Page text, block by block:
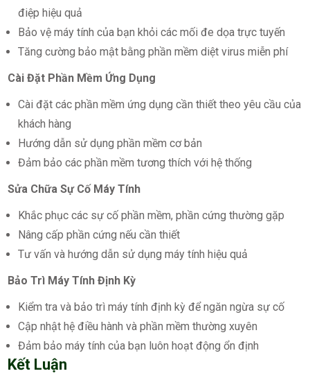
điệp hiệu quả
Bảo vệ máy tính của bạn khỏi các mối đe dọa trực tuyến
Tăng cường bảo mật bằng phần mềm diệt virus miễn phí
Cài Đặt Phần Mềm Ứng Dụng
Cài đặt các phần mềm ứng dụng cần thiết theo yêu cầu của
khách hàng
Hướng dẫn sử dụng phần mềm cơ bản
Đảm bảo các phần mềm tương thích với hệ thống
Sửa Chữa Sự Cố Máy Tính
Khắc phục các sự cố phần mềm, phần cứng thường gặp
Nâng cấp phần cứng nếu cần thiết
Tư vấn và hướng dẫn sử dụng máy tính hiệu quả
Bảo Trì Máy Tính Định Kỳ
Kiểm tra và bảo trì máy tính định kỳ để ngăn ngừa sự cố
Cập nhật hệ điều hành và phần mềm thường xuyên
Đảm bảo máy tính của bạn luôn hoạt động ổn định
Kết Luận